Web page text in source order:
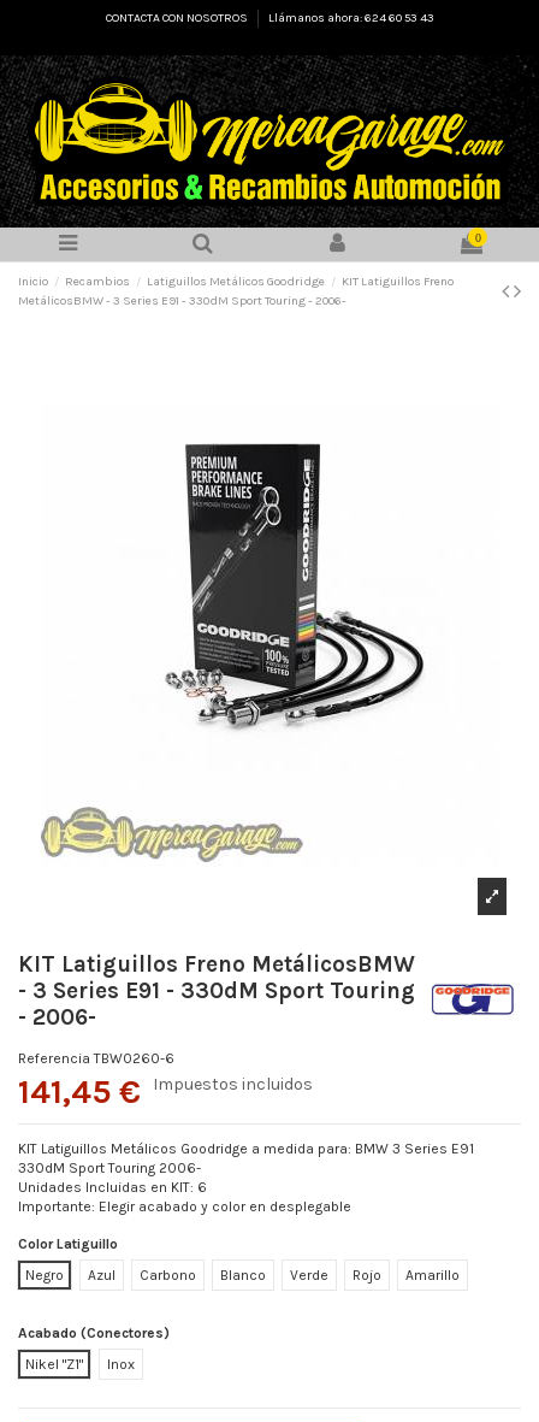
CONTACTA CON NOSOTROS Llámanos ahora: 624 60 53 43
0
Inicio Recambios Latiguillos Metálicos Goodridge
KIT Latiguillos Freno
MetálicosBMW - 3 Series E91 - 330dM Sport Touring - 2006-
KIT Latiguillos Freno MetálicosBMW
- 3 Series E91 - 330dM Sport Touring
- 2006-
Referencia TBW0260-6
141,45 € Impuestos incluidos
KIT Latiguillos Metálicos Goodridge a medida para: BMW 3 Series E91
330dM Sport Touring 2006-
Unidades Incluidas en KIT: 6
Importante: Elegir acabado y color en desplegable
Color Latiguillo
Negro
Azul Carbono Blanco Verde Rojo Amarillo
Acabado (Conectores)
Nikel "Z1"
Inox